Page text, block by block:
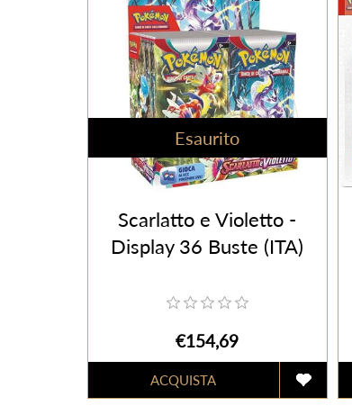
Esaurito
Scarlatto e Violetto -
Display 36 Buste (ITA)
€154,69